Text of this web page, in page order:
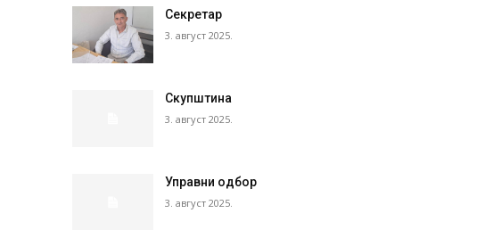
Секретар
3. август 2025.
Скупштина
3. август 2025.
Управни одбор
3. август 2025.